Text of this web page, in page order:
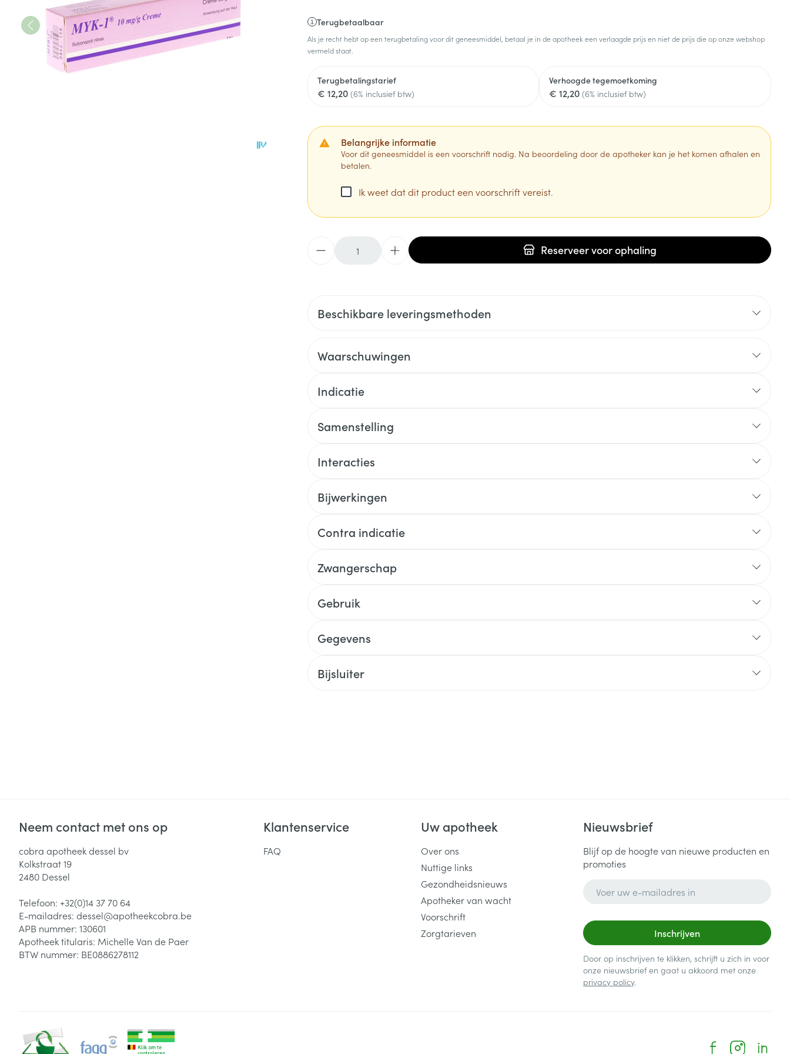
Terugbetaalbaar
Als je recht hebt op een terugbetaling voor dit geneesmiddel, betaal je in de apotheek een verlaagde prijs en niet de prijs die op onze webshop
vermeld staat.
Terugbetalingstarief
€ 12,20 (6% inclusief btw)
Verhoogde tegemoetkoming
€ 12,20 (6% inclusief btw)
Belangrijke informatie
Voor dit geneesmiddel is een voorschrift nodig. Na beoordeling door de apotheker kan je het komen afhalen en
betalen.
Ik weet dat dit product een voorschrift vereist.
Reserveervoor ophaling
Beschikbare leveringsmethoden
Waarschuwingen
Indicatie
Samenstelling
Interacties
Bijwerkingen
Contra indicatie
Zwangerschap
Gebruik
Gegevens
Bijsluiter
Neem contact met ons op
cobra apotheek dessel bv
Kolkstraat 19
2480 Dessel
Telefoon: +32(0)14 37 70 64
E-mailadres: dessel@apotheekcobra.be
APB nummer: 130601
Apotheek titularis: Michelle Van de Paer
BTW nummer: BE0886278112
Klantenservice
FAQ
Uw apotheek
Over ons
Nuttige links
Gezondheidsnieuws
Apotheker van wacht
Voorschrift
Zorgtarieven
Nieuwsbrief
Blijf op de hoogte van nieuwe producten en
promoties
Inschrijven
Door op inschrijven te klikken, schrijft u zich in voor
onze nieuwsbrief en gaat u akkoord met onze
privacy policy.